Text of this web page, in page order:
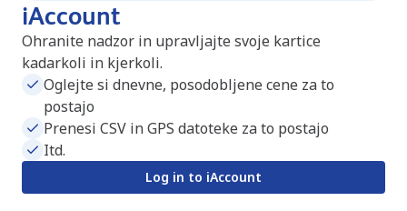
iAccount
Ohranite nadzor in upravljajte svoje kartice
kadarkoli in kjerkoli.
Oglejte si dnevne, posodobljene cene za to
postajo
Prenesi CSV in GPS datoteke za to postajo
Itd.
Log in to iAccount